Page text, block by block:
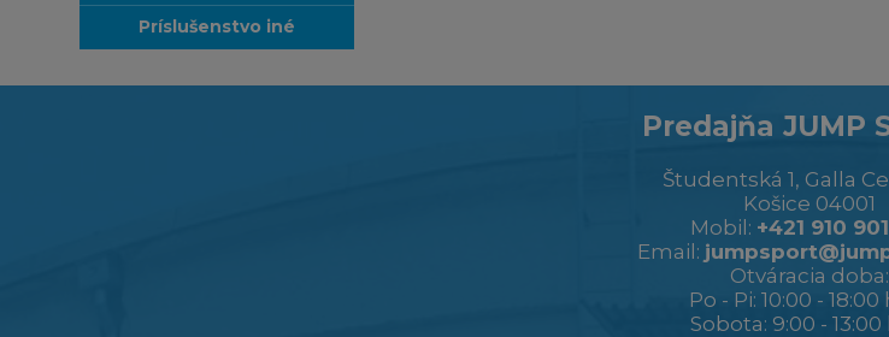
príslušenstvo iné
Predajňa JUMP
Študentská 1, Galla
Košice 04001
Mobil: +421 910
Email:
Otváracia doba:
Po - Pi: 10:00 -
Sobota: 9:00 - 13:00